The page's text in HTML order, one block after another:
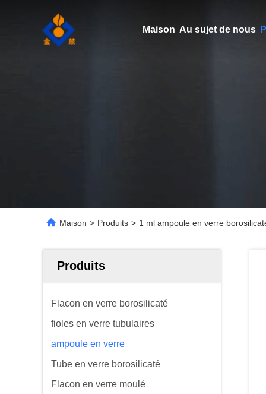
Maison Au sujet de nous
Maison > Produits > 1 ml ampoule en verre
Produits
Flacon en verre borosilicaté
fioles en verre tubulaires
ampoule en verre
Tube en verre borosilicaté
Flacon en verre moulé